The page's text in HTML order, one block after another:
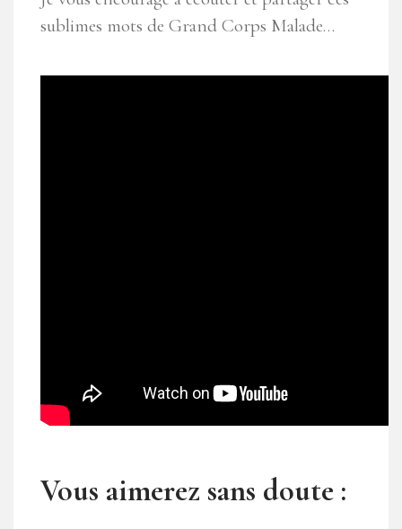
sublimes mots de Grand Corps Malade…
Vous aimerez sans doute :